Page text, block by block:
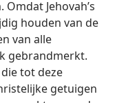
Jehovah’s
houden van de
van alle
gebrandmerkt.
tot deze
getuigen